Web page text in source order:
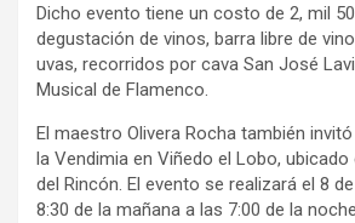
Dicho evento tiene un costo de 2, mil
degustación de vinos, barra libre de
uvas, recorridos por cava San José
Musical de Flamenco.
El maestro Olivera Rocha también
la Vendimia en Viñedo el Lobo,
del Rincón. El evento se realizará el 8
8:30 de la mañana a las 7:00 de la